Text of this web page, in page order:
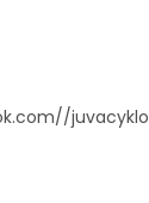
juvacyklo